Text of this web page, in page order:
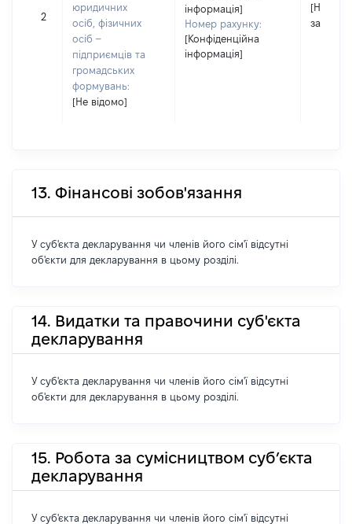
2
юридичних
осіб, фізичних
осіб –
підприємців та
громадських
формувань:
[Не відомо]
інформація]
Номер рахунку:
[Конфіденційна
інформація]
[Не
13. Фінансові зобов'язання
У суб'єкта декларування чи членів його сім'ї відсутні
об'єкти для декларування в цьому розділі.
14. Видатки та правочини суб'єкта
декларування
У суб'єкта декларування чи членів його сім'ї відсутні
об'єкти для декларування в цьому розділі.
15. Робота за сумісництвом суб’єкта
декларування
У суб'єкта декларування чи членів його сім'ї відсутні